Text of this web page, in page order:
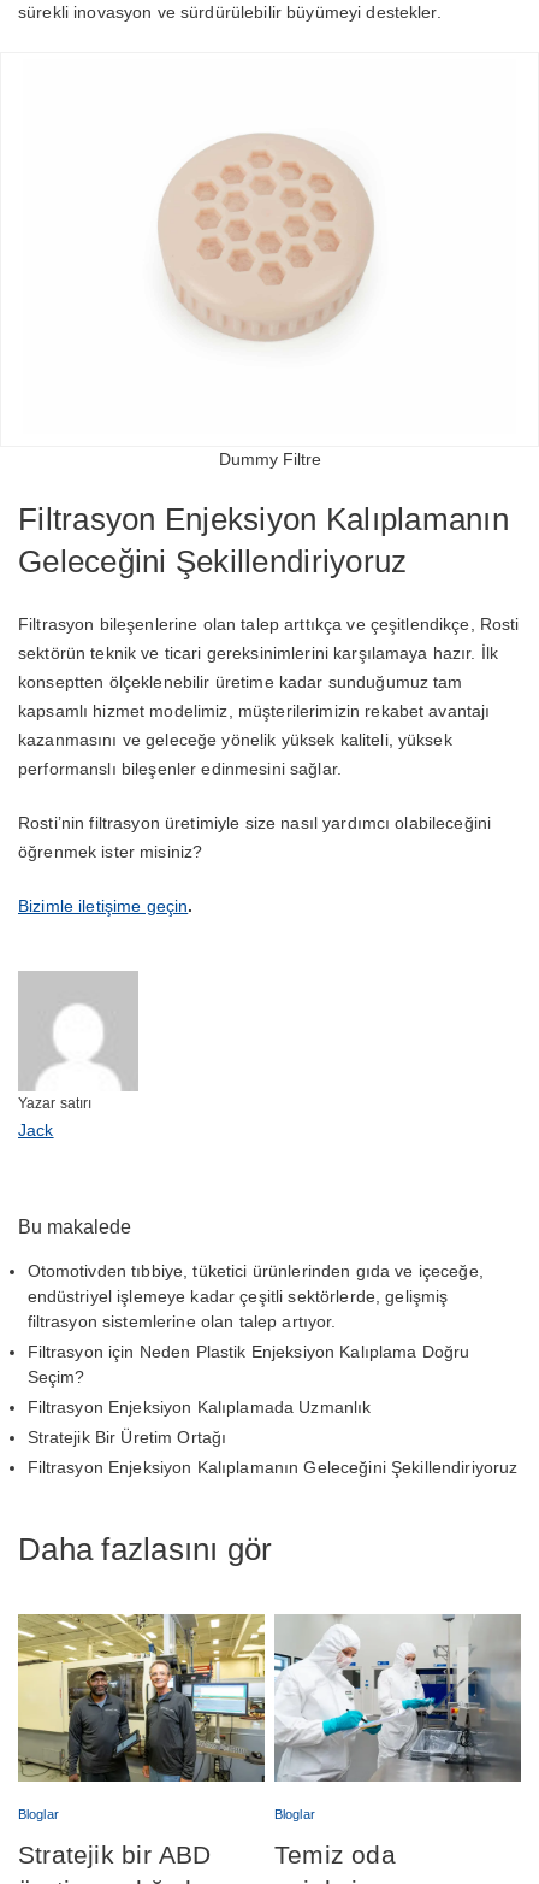
sürekli inovasyon ve sürdürülebilir büyümeyi destekler.
Dummy Filtre
Filtrasyon Enjeksiyon Kalıplamanın
Geleceğini Şekillendiriyoruz
Filtrasyon bileşenlerine olan talep arttıkça ve çeşitlendikçe, Rosti
sektörün teknik ve ticari gereksinimlerini karşılamaya hazır. İlk
konseptten ölçeklenebilir üretime kadar sunduğumuz tam
kapsamlı hizmet modelimiz, müşterilerimizin rekabet avantajı
kazanmasını ve geleceğe yönelik yüksek kaliteli, yüksek
performanslı bileşenler edinmesini sağlar.
Rosti’nin filtrasyon üretimiyle size nasıl yardımcı olabileceğini
öğrenmek ister misiniz?
Bizimle iletişime geçin.
Yazar satırı
Jack
Bu makalede
Otomotivden tıbbiye, tüketici ürünlerinden gıda ve içeceğe,
endüstriyel işlemeye kadar çeşitli sektörlerde, gelişmiş
filtrasyon sistemlerine olan talep artıyor.
Filtrasyon için Neden Plastik Enjeksiyon Kalıplama Doğru
Seçim?
Filtrasyon Enjeksiyon Kalıplamada Uzmanlık
Stratejik Bir Üretim Ortağı
Filtrasyon Enjeksiyon Kalıplamanın Geleceğini Şekillendiriyoruz
Daha fazlasını gör
Bloglar
Stratejik bir ABD
Bloglar
Temiz oda